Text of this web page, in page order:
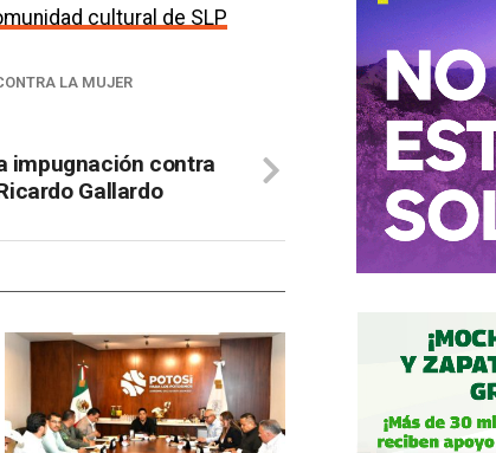
cultural de SLP
LA MUJER
impugnación contra
Gallardo